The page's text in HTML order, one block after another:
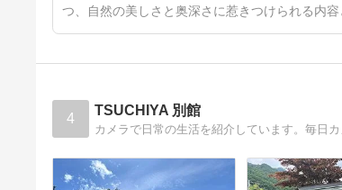
つ、自然の美しさと奥深さに惹きつけられる内
4 TSUCHIYA 別館
カメラで日常の生活を紹介しています。毎日